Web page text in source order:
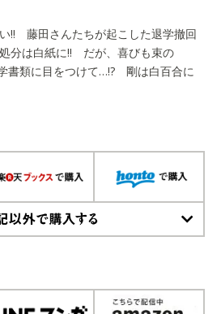
!! 藤田さんたちが起こした退学撤回
分は白紙に!! だが、喜びも束の
書類に目をつけて…!? 剛は白百合に